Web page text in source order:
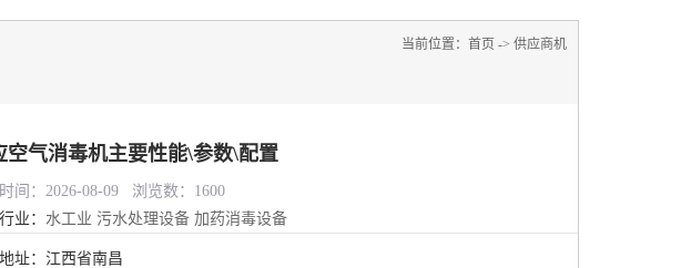
当前位置： 首页 -> 供应商机
空气消毒机主要性能\参数\配置
间：2026-08-09 浏览数：1600
业： 水工业 污水处理设备 加药消毒设备
址：江西省南昌